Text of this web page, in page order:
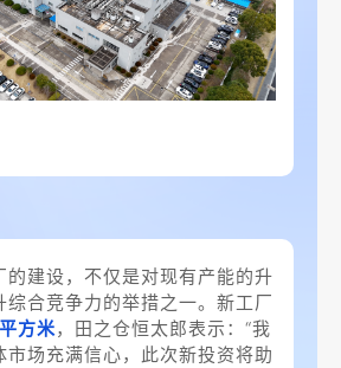
的建设，不仅是对现有产能的升
综合竞争力的举措之一。新工厂
方米，田之仓恒太郎表示：“我
市场充满信心，此次新投资将助